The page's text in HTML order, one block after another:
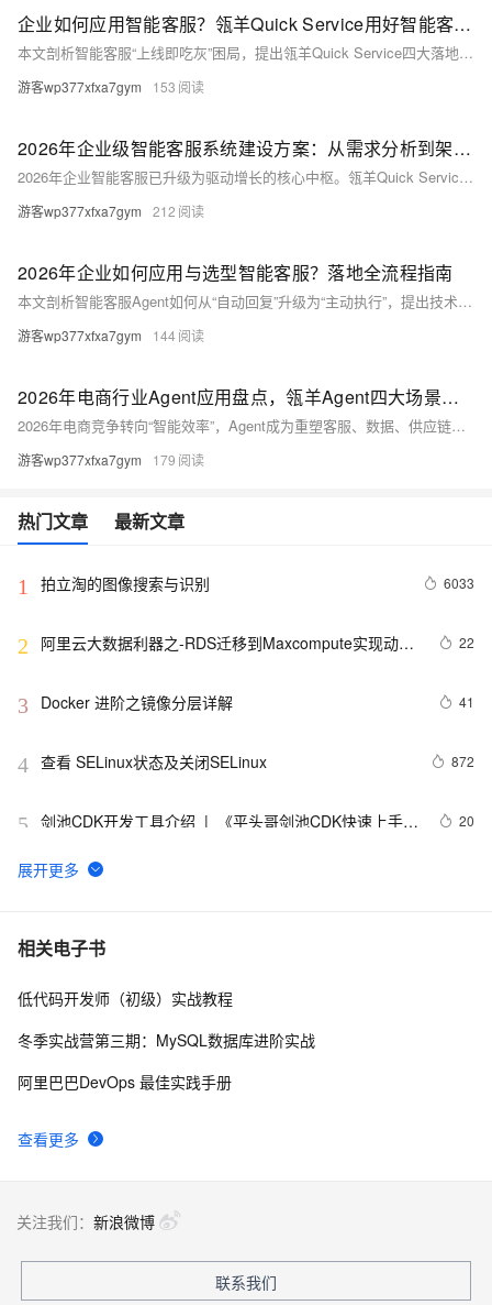
企业如何应用智能客服？瓴羊Quick Service用好智能客服系统落地应用策略
本文剖析智能客服“上线即吃灰”困局，提出瓴羊Quick Service四大落地策略：结构化知识构建、人机协同坐席辅助、数据驱动效果评估、组织保障运营机制，助力企业从“可用”迈向“好用”，实现服务数智化升级。（239字）
游客wp377xfxa7gym 153
2026年企业级智能客服系统建设方案：从需求分析到架构落地的三步策略
2026年企业智能客服已升级为驱动增长的核心中枢。瓴羊Quick Service基于阿里20年服务经验，首创“探需-建模-夯基”三步法：需求深潜分层、意图-数据-动作闭环、可演进中台，支持全渠道一致体验与持续运营，AI准确率达93%，助企业6–8周落地，实现服务向增长引擎转型。（239字）
游客wp377xfxa7gym 212
2026年企业如何应用与选型智能客服？落地全流程指南
本文剖析智能客服Agent如何从“自动回复”升级为“主动执行”，提出技术架构、知识库、系统集成、场景适配四大选型维度，并结合汽车、零售等行业案例，揭示其降本增效、驱动增长的核心价值。（239字）
游客wp377xfxa7gym 144
2026年电商行业Agent应用盘点，瓴羊Agent四大场景深度拆解
2026年电商竞争转向“智能效率”，Agent成为重塑客服、数据、供应链与营销的核心载体。本文基于瓴羊四大产品（Quick Service、Quick BI、Dataphin、Data Agent），结合美妆、生鲜、跨境服饰及3C数码等真实案例，绘制可复用的电商Agent应用地图，揭示企业如何从自动化迈向自主决策，在“人+Agent”新范式中重构竞争力。（239字）
游客wp377xfxa7gym 179
热门文章 最新文章
1 拍立淘的图像搜索与识别 6033
2
阿里云大数据利器之-RDS迁移到Maxcompute实现动态
22
3 Docker 进阶之镜像分层详解 41
4 查看 SELinux状态及关闭SELinux 872
5 剑池CDK开发工具介绍  |  《平头哥剑池CDK快速上手指
20
6 WebAssembly 在 MOSN 中的实践 - 基础框架篇
7 userdel使用说明
8 自己看系统的“系统还原”
相关电子书
查看更多
低代码开发师（初级）实战教程
冬季实战营第三期：MySQL数据库进阶实战
阿里巴巴DevOps 最佳实践手册
关注我们： 新浪微博
联系我们